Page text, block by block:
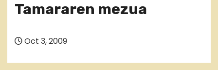
Tamararen mezua
Oct 3, 2009